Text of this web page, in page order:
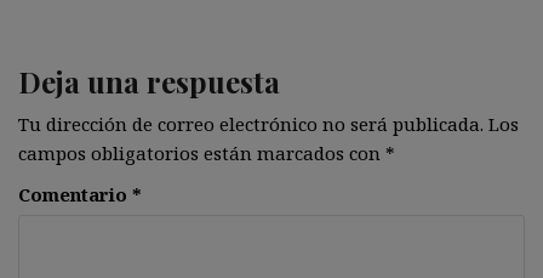
Deja una respuesta
Tu dirección de correo electrónico no será publicada. Los
campos obligatorios están marcados con *
Comentario *